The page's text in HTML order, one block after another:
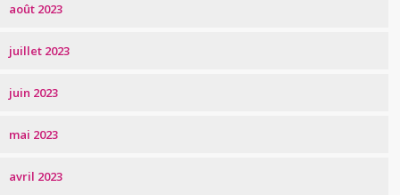
août 2023
juillet 2023
juin 2023
mai 2023
avril 2023